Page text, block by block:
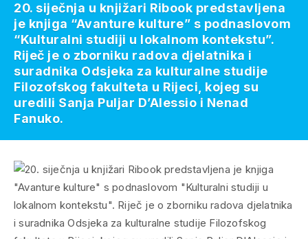
20. siječnja u knjižari Ribook predstavljena
je knjiga “Avanture kulture” s podnaslovom
“Kulturalni studiji u lokalnom kontekstu”.
Riječ je o zborniku radova djelatnika i
suradnika Odsjeka za kulturalne studije
Filozofskog fakulteta u Rijeci, kojeg su
uredili Sanja Puljar D’Alessio i Nenad
Fanuko.